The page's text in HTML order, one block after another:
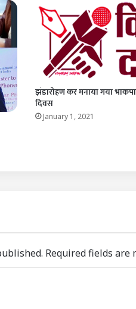
झंडारोहण कर मनाया गया
दिवस
January 1, 2021
Required fields are